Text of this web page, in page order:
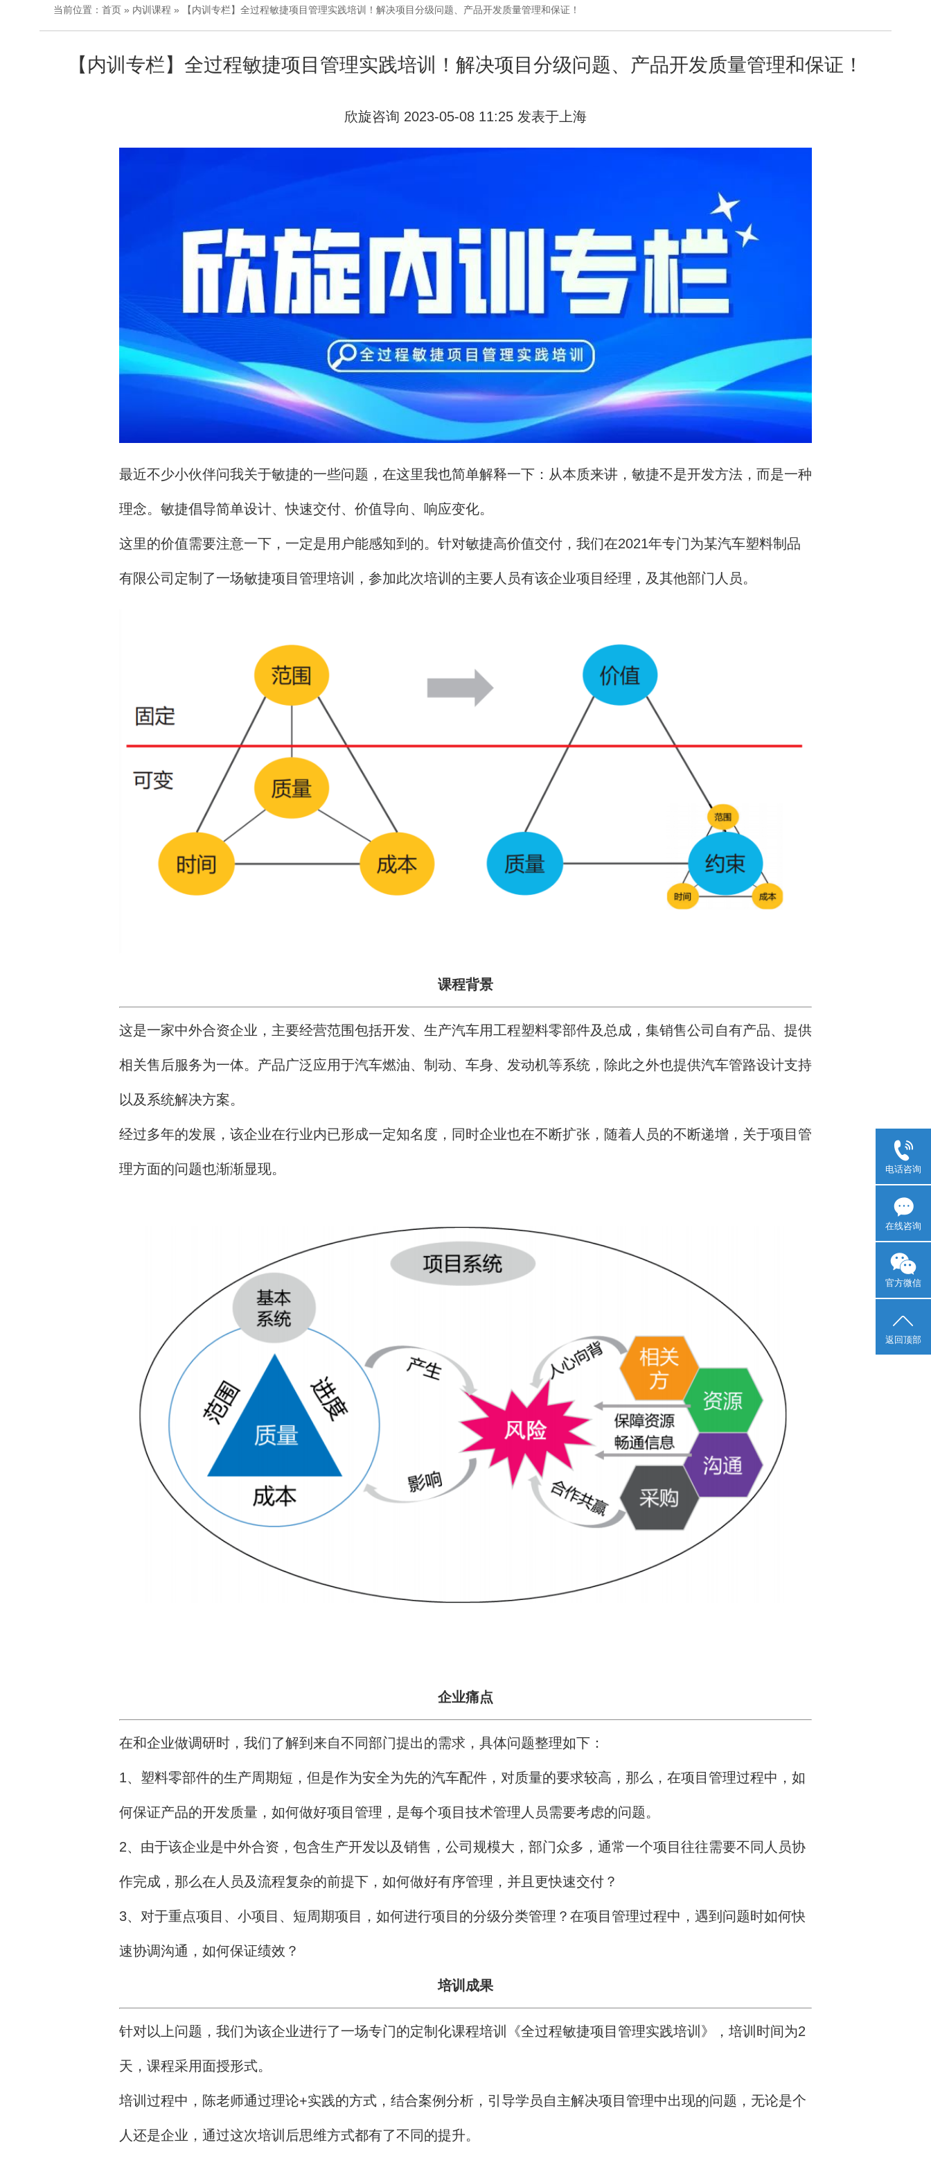
当前位置： 首页 » 内训课程 » 【内训专栏】全过程敏捷项目管理实践培训！解决项目分级问题、产品开发质量管理和保证！
【内训专栏】全过程敏捷项目管理实践培训！解决项目分级问题、产品开发质量管理和保证！
欣旋咨询 2023-05-08 11:25 发表于上海
最近不少小伙伴问我关于敏捷的一些问题，在这里我也简单解释一下：从本质来讲，敏捷不是开发方法，而是一种
理念。敏捷倡导简单设计、快速交付、价值导向、响应变化。
这里的价值需要注意一下，一定是用户能感知到的。针对敏捷高价值交付，我们在2021年专门为某汽车塑料制品
有限公司定制了一场敏捷项目管理培训，参加此次培训的主要人员有该企业项目经理，及其他部门人员。
课程背景
这是一家中外合资企业，主要经营范围包括开发、生产汽车用工程塑料零部件及总成，集销售公司自有产品、提供
相关售后服务为一体。产品广泛应用于汽车燃油、制动、车身、发动机等系统，除此之外也提供汽车管路设计支持
以及系统解决方案。
经过多年的发展，该企业在行业内已形成一定知名度，同时企业也在不断扩张，随着人员的不断递增，关于项目管
理方面的问题也渐渐显现。
企业痛点
在和企业做调研时，我们了解到来自不同部门提出的需求，具体问题整理如下：
1、塑料零部件的生产周期短，但是作为安全为先的汽车配件，对质量的要求较高，那么，在项目管理过程中，如
何保证产品的开发质量，如何做好项目管理，是每个项目技术管理人员需要考虑的问题。
2、由于该企业是中外合资，包含生产开发以及销售，公司规模大，部门众多，通常一个项目往往需要不同人员协
作完成，那么在人员及流程复杂的前提下，如何做好有序管理，并且更快速交付？
3、对于重点项目、小项目、短周期项目，如何进行项目的分级分类管理？在项目管理过程中，遇到问题时如何快
速协调沟通，如何保证绩效？
培训成果
针对以上问题，我们为该企业进行了一场专门的定制化课程培训《全过程敏捷项目管理实践培训》，培训时间为2
天，课程采用面授形式。
培训过程中，陈老师通过理论+实践的方式，结合案例分析，引导学员自主解决项目管理中出现的问题，无论是个
人还是企业，通过这次培训后思维方式都有了不同的提升。
电话咨询
在线咨询
官方微信
返回顶部